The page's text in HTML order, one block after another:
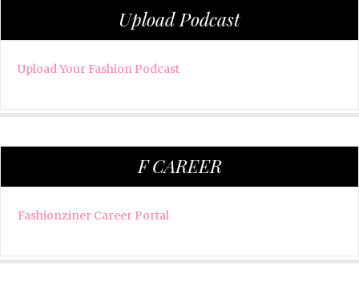
Upload Podcast
Upload Your Fashion Podcast
F CAREER
Fashionziner Career Portal